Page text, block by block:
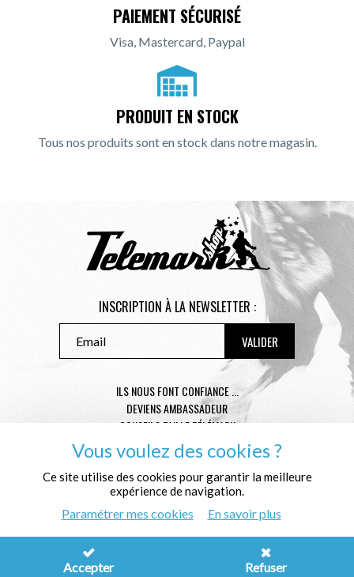
PAIEMENT SÉCURISÉ
Visa, Mastercard, Paypal
PRODUIT EN STOCK
Tous nos produits sont en stock dans notre magasin.
INSCRIPTION À LA NEWSLETTER :
ILS NOUS FONT CONFIANCE ...
DEVIENS AMBASSADEUR
CONSEILS TAILLE TÉLÉMARK
CONDITIONS GÉNÉRALES DE VENTE
MENTIONS LÉGALES
POLITIQUE DE CONFIDENTIALITÉ
QUI SOMMES NOUS ?
Pure Illusion
Vous voulez des cookies ?
Ce site utilise des cookies pour garantir la meilleure
expérience de navigation.
Paramétrer mes cookies En savoir plus
Accepter Refuser